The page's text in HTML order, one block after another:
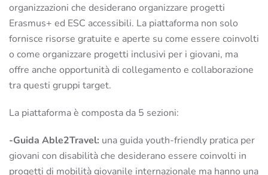
organizzazioni che desiderano organizzare progetti
Erasmus+ ed ESC accessibili. La piattaforma non solo
fornisce risorse gratuite e aperte su come essere coinvolti
o come organizzare progetti inclusivi per i giovani, ma
offre anche opportunità di collegamento e collaborazione
tra questi gruppi target.
La piattaforma è composta da 5 sezioni:
-Guida Able2Travel: una guida youth-friendly pratica per
giovani con disabilità che desiderano essere coinvolti in
progetti di mobilità giovanile internazionale ma hanno una